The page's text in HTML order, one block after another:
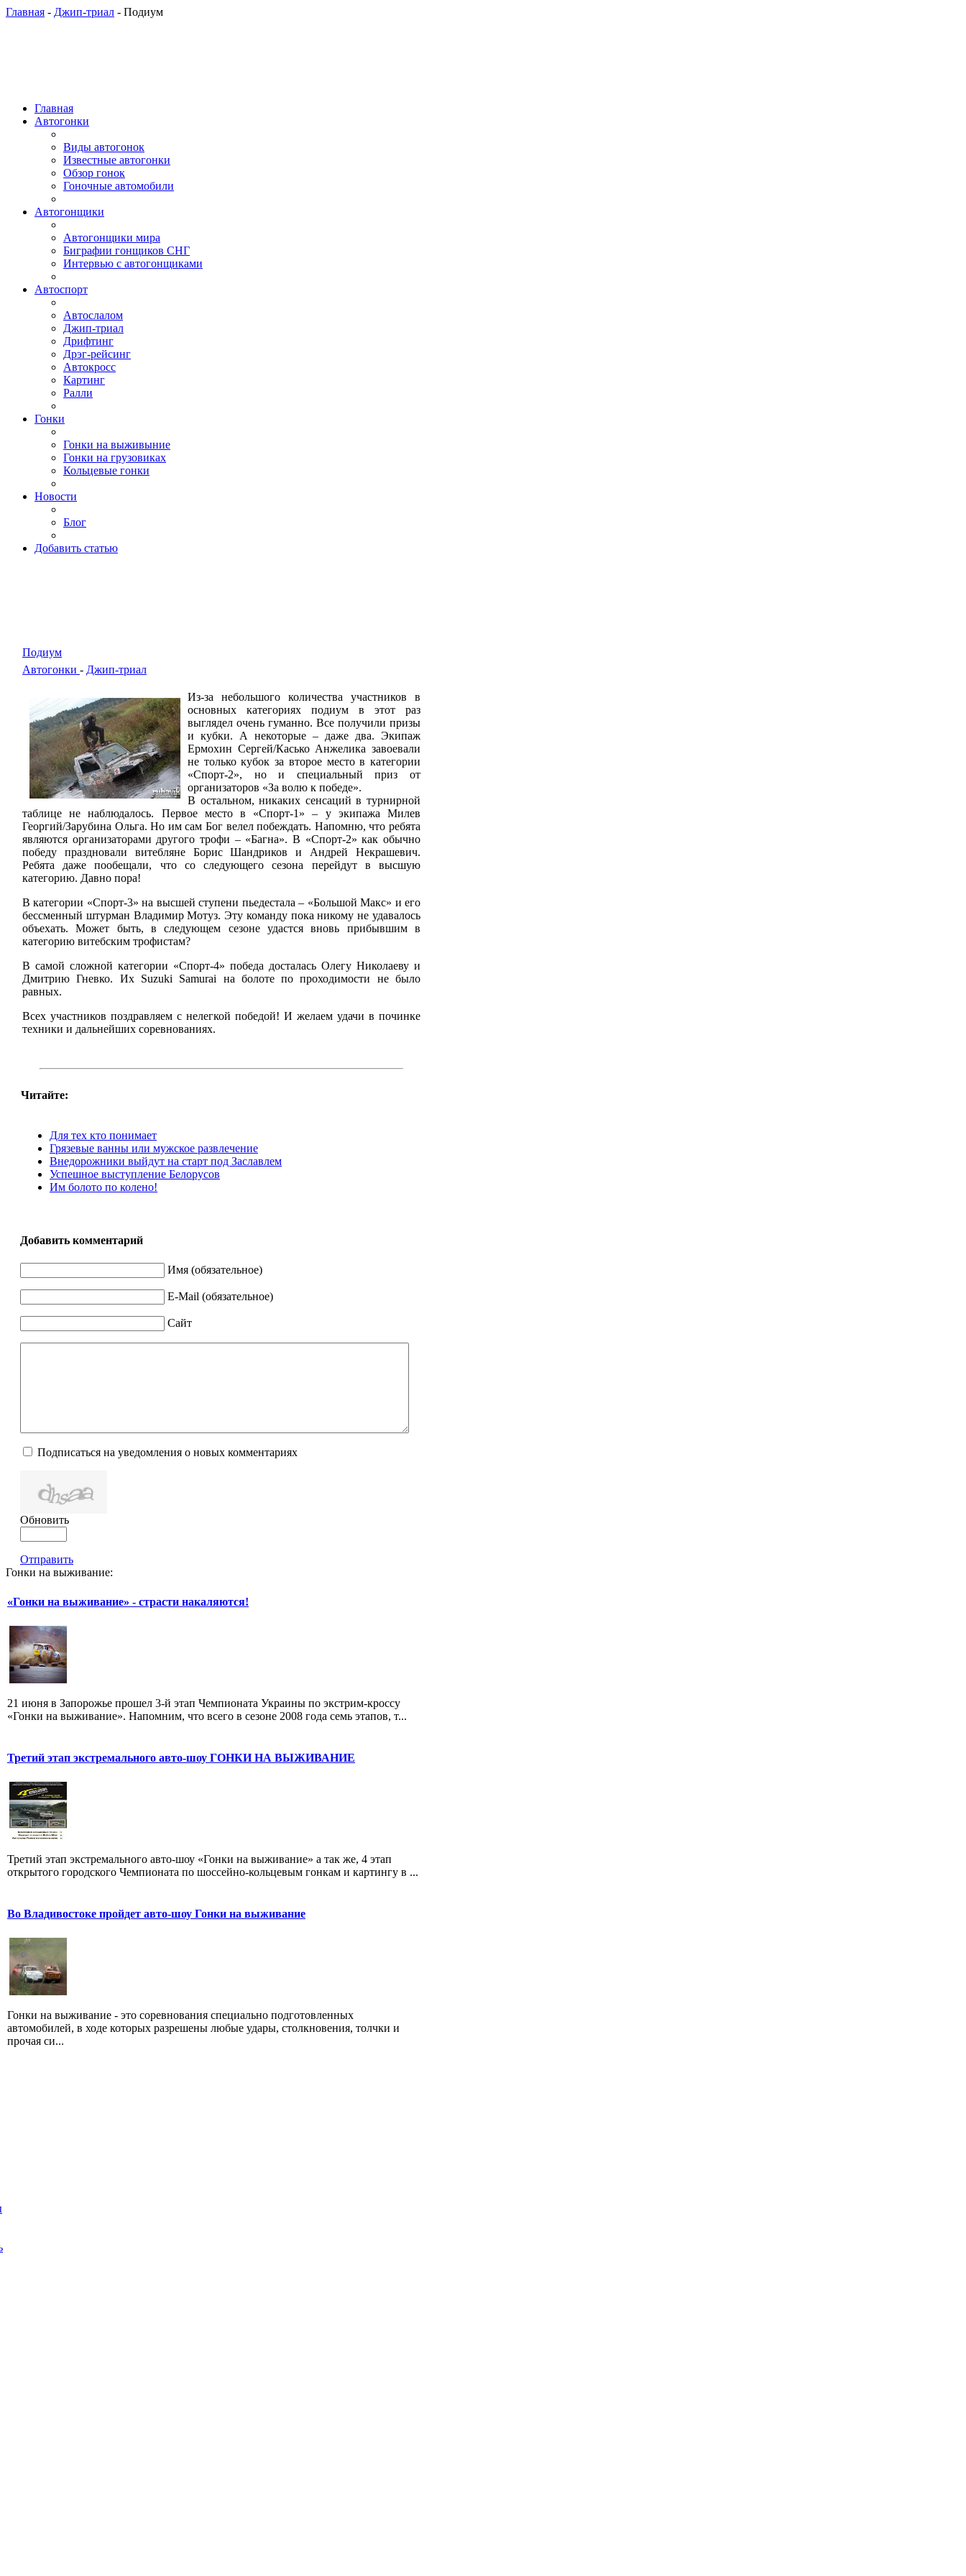
Главная - Джип-триал - Подиум
Главная
Автогонки
Виды автогонок
Известные автогонки
Обзор гонок
Гоночные автомобили
Автогонщики
Автогонщики мира
Биграфии гонщиков СНГ
Интервью с автогонщиками
Автоспорт
Автослалом
Джип-триал
Дрифтинг
Дрэг-рейсинг
Автокросс
Картинг
Ралли
Гонки
Гонки на выживыние
Гонки на грузовиках
Кольцевые гонки
Новости
Блог
Добавить статью
Подиум
Автогонки - Джип-триал
Из-за небольшого количества участников в
основных категориях подиум в этот раз
выглядел очень гуманно. Все получили призы
и кубки. А некоторые – даже два. Экипаж
Ермохин Сергей/Касько Анжелика завоевали
не только кубок за второе место в категории
«Спорт-2», но и специальный приз от
организаторов «За волю к победе».
В остальном, никаких сенсаций в турнирной
таблице не наблюдалось. Первое место в «Спорт-1» – у экипажа Милев
Георгий/Зарубина Ольга. Но им сам Бог велел побеждать. Напомню, что ребята
являются организаторами другого трофи – «Багна». В «Спорт-2» как обычно
победу праздновали витебляне Борис Шандриков и Андрей Некрашевич.
Ребята даже пообещали, что со следующего сезона перейдут в высшую
категорию. Давно пора!
В категории «Спорт-3» на высшей ступени пьедестала – «Большой Макс» и его
бессменный штурман Владимир Мотуз. Эту команду пока никому не удавалось
объехать. Может быть, в следующем сезоне удастся вновь прибывшим в
категорию витебским трофистам?
В самой сложной категории «Спорт-4» победа досталась Олегу Николаеву и
Дмитрию Гневко. Их Suzuki Samurai на болоте по проходимости не было
равных.
Всех участников поздравляем с нелегкой победой! И желаем удачи в починке
техники и дальнейших соревнованиях.
Читайте:
Для тех кто понимает
Грязевые ванны или мужское развлечение
Внедорожники выйдут на старт под Заславлем
Успешное выступление Белорусов
Им болото по колено!
Добавить комментарий
Имя (обязательное)
E-Mail (обязательное)
Сайт
Подписаться на уведомления о новых комментариях
Обновить
Отправить
Гонки на выживание:
«Гонки на выживание» - страсти накаляются!
21 июня в Запорожье прошел 3-й этап Чемпионата Украины по экстрим-кроссу
«Гонки на выживание». Напомним, что всего в сезоне 2008 года семь этапов, т...
Третий этап экстремального авто-шоу ГОНКИ НА ВЫЖИВАНИЕ
Третий этап экстремального авто-шоу «Гонки на выживание» а так же, 4 этап
открытого городского Чемпионата по шоссейно-кольцевым гонкам и картингу в ...
Во Владивостоке пройдет авто-шоу Гонки на выживание
Гонки на выживание - это соревнования специально подготовленных
автомобилей, в ходе которых разрешены любые удары, столкновения, толчки и
прочая си...